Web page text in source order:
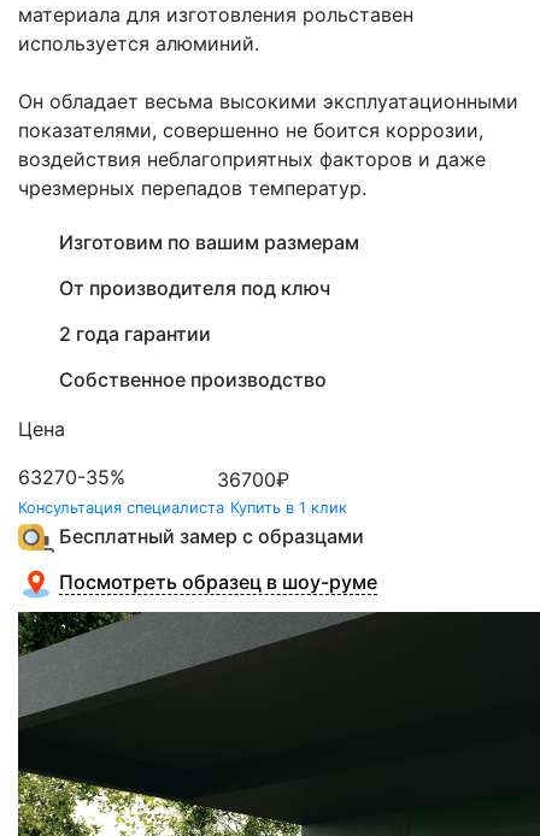
материала для изготовления рольставен
используется алюминий.
Он обладает весьма высокими эксплуатационными
показателями, совершенно не боится коррозии,
воздействия неблагоприятных факторов и даже
чрезмерных перепадов температур.
Изготовим по вашим размерам
От производителя под ключ
2 года гарантии
Собственное производство
Цена
63270-35% 36700₽
Консультация специалиста Купить в 1 клик
Бесплатный замер с образцами
Посмотреть образец в шоу-руме